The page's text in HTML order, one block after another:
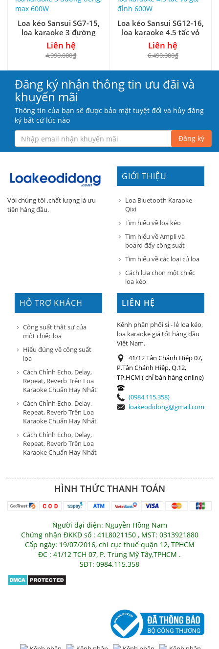
Loa kéo Sansui SG7-15,
loa karaoke 3 đường
tiếng, max 600W
Liên hệ
4.990.000₫
Loa kéo Sansui SG12-16,
loa karaoke 4.5 tấc vỏ
gỗ, đỉnh 600W
Liên hệ
6.490.000₫
Đăng ký nhận thông tin ưu đãi và
khuyến mãi
Thông tin của bạn sẽ được bảo mật tuyệt đối và hủy đăng
ký bất cứ lúc nào
Đăng ký
Với chúng tôi ,chất lượng là ưu
tiên hàng đầu.
GIỚI THIỆU
Loa Bluetooth Karaoke
Qixi
Tìm hiểu về loa kéo
Tìm hiểu về Ampli và
board đẩy công suất
Tìm hiểu về các loại củ loa
Cách lựa chọn một chiếc
loa kéo
HỖ TRỢ KHÁCH
HÀNG
Công suất thật sự của
một chiếc loa
Hiểu đúng về công suất
loa
Cách Chỉnh Echo, Delay,
Repeat, Reverb Trên Loa
Karaoke Chuẩn Hay Nhất
Cách Chỉnh Echo, Delay,
Repeat, Reverb Trên Loa
Karaoke Chuẩn Hay Nhất
Cách Chỉnh Echo, Delay,
Repeat, Reverb Trên Loa
Karaoke Chuẩn Hay Nhất
LIÊN HỆ
Kênh phân phối sỉ - lẻ loa kéo,
loa karaoke giá tốt hàng đầu
Việt Nam.
41/12 Tân Chánh Hiệp 07,
P.Tân Chánh Hiệp, Q.12,
TP.HCM ( chỉ bán hàng online)
(0984.115.358)
loakeodidong@gmail.com
HÌNH THỨC THANH TOÁN
Người đại diện: Nguyễn Hồng Nam
Chứng nhận ĐKKD số : 41L8021150 , MST: 0313921880
Cấp ngày: 19/07/2016, chi cục thuế quận 12, TPHCM
ĐC : 41/12 TCH 07, P. Trung Mỹ Tây,TPHCM .
SĐT: 0984.115.358